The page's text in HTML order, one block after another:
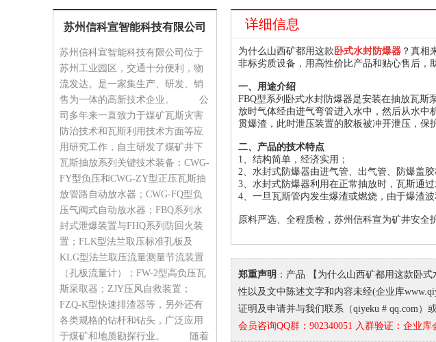
苏州信科宣智能科技有限公司
苏州信科宣智能科技有限公司位于
苏州工业园区，交通十分便利，物
流发达。是一家集生产、研发、销
售为一体的高新技术企业。 公
司多年来一直致力于煤矿瓦斯灾害
防治技术和瓦斯利用技术方面等应
用研究工作，自主研发了煤矿井下
瓦斯抽放系列关键技术装备：CWG-
FY型负压和CWG-ZY型正压瓦斯抽
放管路自动放水器；CWG-FQ型负
压气阀式自动放水器；FBQ系列水
封式泄爆装置与FHQ系列防回火装
置；FLK型法兰取压标准孔板及
KLG型法兰取压流量测量节流装置
（孔板流量计）；FW-2型高负压瓦
斯采取器；ZJY压风自救装置；
FZQ-K型快速排渣器等，另外还有
各类规格的钻杆和钻头，广泛应用
于煤矿和地质勘探行业。 随着
详细信息
为什么山西矿都用这款 卧式水封防爆器 ？真相
非标劣质设备，用高性价比产品和贴心售后，
一、用途介绍
FBQ型系列卧式水封防爆器是安装在抽放瓦斯
放时气体经由进气弯管进入水中，然后从水
贯爆渣，此时泄压装置的胶板被冲开泄压，保
二、产品的技术特点
1、结构简单，经济实用；
2、水封式防爆器由进气管、出气管、防爆盖
3、水封式防爆器利用在正常抽放时，瓦斯通
4、一旦瓦斯管内发生爆渣或燃烧，由于爆渣
原料严选、全程质检，苏州信科宣为矿井安全
郑重声明 ：产品 【为什么山西矿都用这款卧
性以及文中陈述文字和内容未经(企业库
证明及申请并与我们联系（qiyeku # qq.com）
会员咨询QQ群：902340051 入群验证：企业库